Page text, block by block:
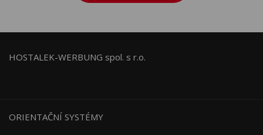
HOSTALEK-WERBUNG spol. s r.o.
ORIENTAČNÍ SYSTÉMY